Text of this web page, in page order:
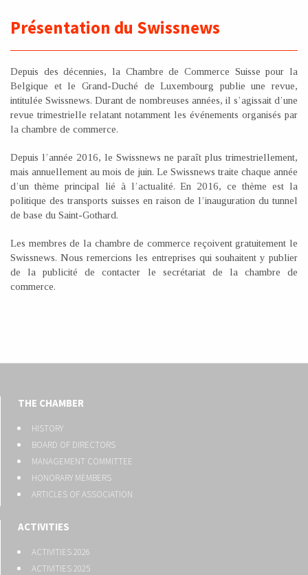
Présentation du Swissnews
Depuis des décennies, la Chambre de Commerce Suisse pour la
Belgique et le Grand-Duché de Luxembourg publie une revue,
intitulée Swissnews. Durant de nombreuses années, il s’agissait d’une
revue trimestrielle relatant notamment les événements organisés par
la chambre de commerce.
Depuis l’année 2016, le Swissnews ne paraît plus trimestriellement,
mais annuellement au mois de juin. Le Swissnews traite chaque année
d’un thème principal lié à l’actualité. En 2016, ce thème est la
politique des transports suisses en raison de l’inauguration du tunnel
de base du Saint-Gothard.
Les membres de la chambre de commerce reçoivent gratuitement le
Swissnews. Nous remercions les entreprises qui souhaitent y publier
de la publicité de contacter le secrétariat de la chambre de
commerce.
THE CHAMBER
HISTORY
BOARD OF DIRECTORS
MANAGEMENT COMMITTEE
HONORARY MEMBERS
ARTICLES OF ASSOCIATION
ACTIVITIES
ACTIVITIES 2026
ACTIVITIES 2025